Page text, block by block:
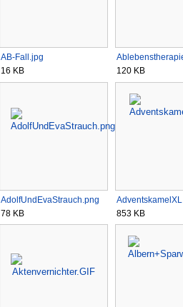
AB-Fall.jpg
16 KB
120 KB
AdolfUndEvaStrauch.png
78 KB
853 KB